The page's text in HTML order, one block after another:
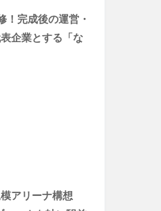
！完成後の運営・
企業とする「な
模アリーナ構想